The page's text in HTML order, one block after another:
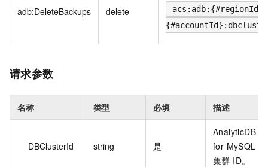
adb:DeleteBackups delete
acs:adb:{#regionId}:
请求参数
名称 类型 必填 描述
DBClusterId string 是
AnalyticDB
for MySQL
集群 ID。